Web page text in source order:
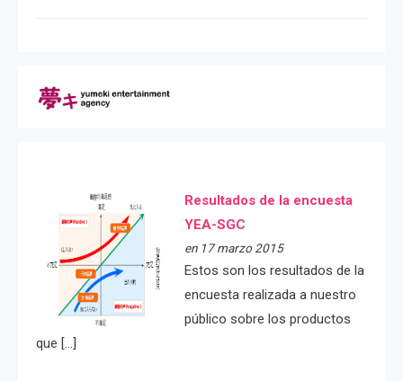
Resultados de la encuesta
YEA-SGC
en 17 marzo 2015
Estos son los resultados de la
encuesta realizada a nuestro
público sobre los productos
que […]